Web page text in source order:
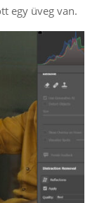
egy üveg van.